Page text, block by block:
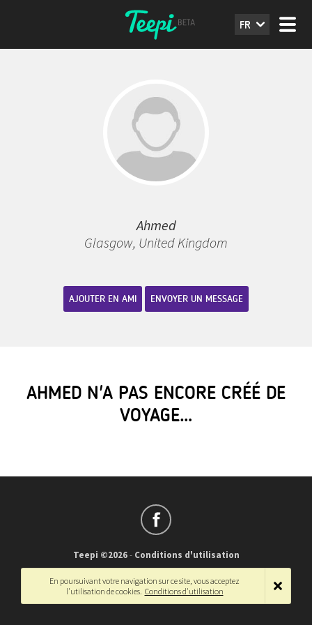
FR
Ahmed
Glasgow, United Kingdom
AJOUTER EN AMI ENVOYER UN MESSAGE
AHMED N'A PAS ENCORE CRÉÉ DE
VOYAGE…
Teepi ©2026- Conditions d'utilisation
Français
English
En poursuivant votre navigation sur ce site, vous acceptez
l'utilisation de cookies. Conditions d'utilisation